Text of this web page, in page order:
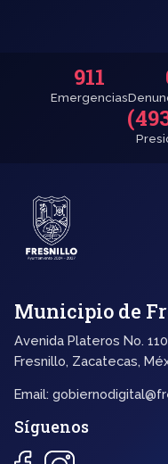
911
Emergencias
Municipio de
Avenida Plateros No.
Fresnillo, Zacatecas,
Email:
Síguenos